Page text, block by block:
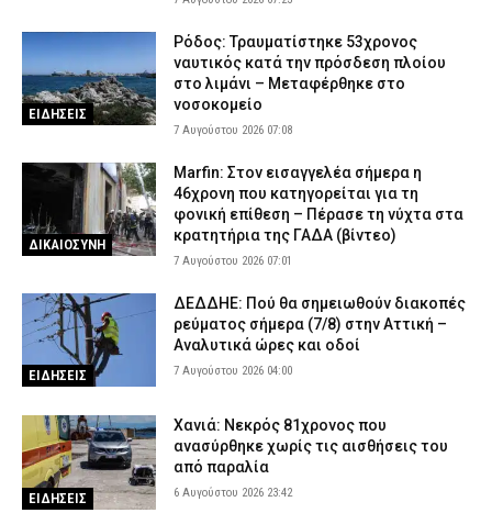
ΕΙΔΗΣΕΙΣ
Ρόδος: Τραυματίστηκε 53χρονος
ναυτικός κατά την πρόσδεση πλοίου
στο λιμάνι – Μεταφέρθηκε στο
νοσοκομείο
7 Αυγούστου 2026 07:08
ΔΙΚΑΙΟΣΥΝΗ
Marfin: Στον εισαγγελέα σήμερα η
46χρονη που κατηγορείται για τη
φονική επίθεση – Πέρασε τη νύχτα στα
κρατητήρια της ΓΑΔΑ (βίντεο)
7 Αυγούστου 2026 07:01
ΕΙΔΗΣΕΙΣ
ΔΕΔΔΗΕ: Πού θα σημειωθούν διακοπές
ρεύματος σήμερα (7/8) στην Αττική –
Αναλυτικά ώρες και οδοί
7 Αυγούστου 2026 04:00
ΕΙΔΗΣΕΙΣ
Χανιά: Νεκρός 81χρονος που
ανασύρθηκε χωρίς τις αισθήσεις του
από παραλία
6 Αυγούστου 2026 23:42